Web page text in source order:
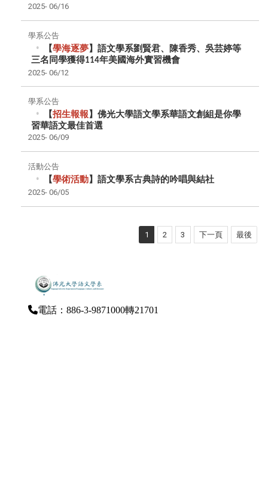
2025- 06/16
學系公告
【學海逐夢】語文學系劉賢君、陳香秀、吳芸婷等
三名同學獲得114年美國海外實習機會
2025- 06/12
學系公告
【招生報報】佛光大學語文學系華語文創組是你學
習華語文最佳首選
2025- 06/09
活動公告
【學術活動】語文學系古典詩的吟唱與結社
2025- 06/05
1 2 3 下一頁 最後
電話：886-3-9871000轉21701